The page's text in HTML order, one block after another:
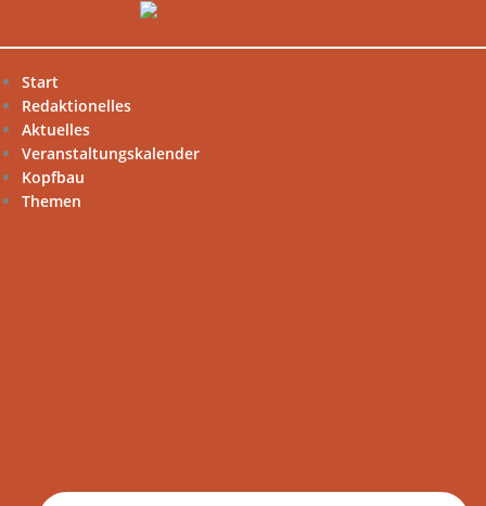
Start
Redaktionelles
Aktuelles
Veranstaltungskalender
Kopfbau
Themen